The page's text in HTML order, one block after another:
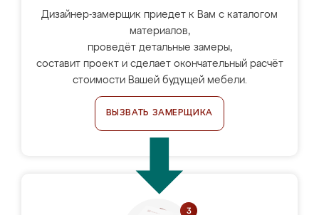
Дизайнер-замерщик приедет к Вам с каталогом
материалов,
проведёт детальные замеры,
составит проект и сделает окончательный расчёт
стоимости Вашей будущей мебели.
ВЫЗВАТЬ ЗАМЕРЩИКА